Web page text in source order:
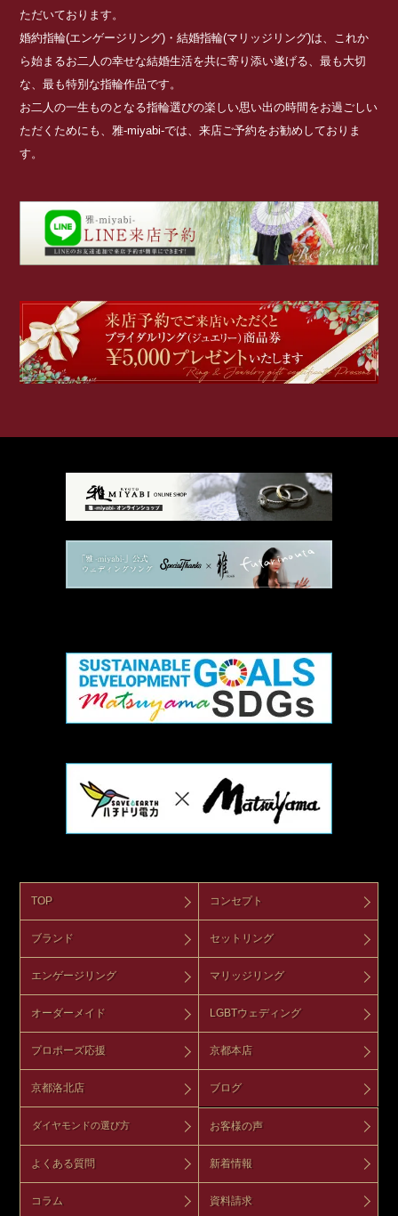
ただいております。
婚約指輪(エンゲージリング)・結婚指輪(マリッジリング)は、これか
ら始まるお二人の幸せな結婚生活を共に寄り添い遂げる、最も大切
な、最も特別な指輪作品です。
お二人の一生ものとなる指輪選びの楽しい思い出の時間をお過ごしい
ただくためにも、雅-miyabi-では、来店ご予約をお勧めしておりま
す。
TOP コンセプト
ブランド セットリング
エンゲージリング マリッジリング
オーダーメイド LGBTウェディング
プロポーズ応援 京都本店
京都洛北店 ブログ
ダイヤモンドの選び方 お客様の声
よくある質問 新着情報
コラム 資料請求